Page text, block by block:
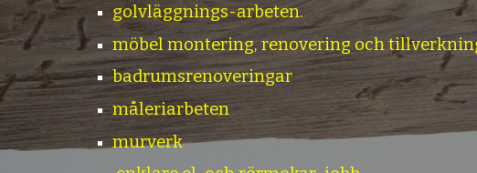
golvläggnings-arbeten.
möbel montering, renovering och
badrumsrenoveringar
måleriarbeten
murverk